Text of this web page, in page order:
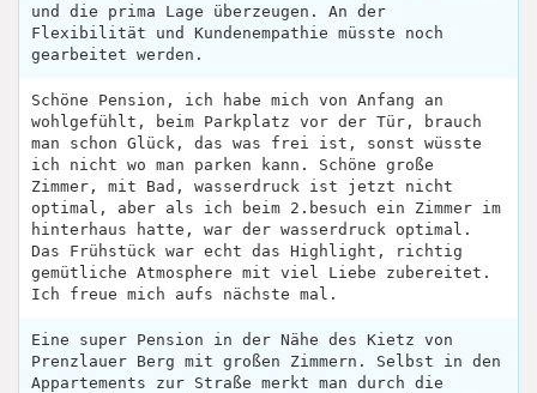
und die prima Lage überzeugen. An der
Flexibilität und Kundenempathie müsste noch
gearbeitet werden.
Schöne Pension, ich habe mich von Anfang an
wohlgefühlt, beim Parkplatz vor der Tür, brauch
man schon Glück, das was frei ist, sonst wüsste
ich nicht wo man parken kann. Schöne große
Zimmer, mit Bad, wasserdruck ist jetzt nicht
optimal, aber als ich beim 2.besuch ein Zimmer im
hinterhaus hatte, war der wasserdruck optimal.
Das Frühstück war echt das Highlight, richtig
gemütliche Atmosphere mit viel Liebe zubereitet.
Ich freue mich aufs nächste mal.
Eine super Pension in der Nähe des Kietz von
Prenzlauer Berg mit großen Zimmern. Selbst in den
Appartements zur Straße merkt man durch die